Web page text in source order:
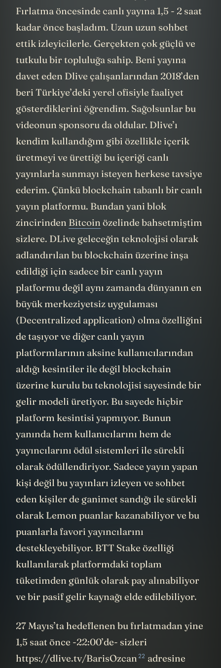
Fırlatma öncesinde canlı yayına 1,5 - 2 saat
kadar önce başladım. Uzun uzun sohbet
ettik izleyicilerle. Gerçekten çok güçlü ve
tutkulu bir topluluğa sahip. Beni yayına
davet eden Dlive çalışanlarından 2018’den
beri Türkiye’deki yerel ofisiyle faaliyet
gösterdiklerini öğrendim. Sağolsunlar bu
videonun sponsoru da oldular. Dlive’ı
kendim kullandığım gibi özellikle içerik
üretmeyi ve ürettiği bu içeriği canlı
yayınlarla sunmayı isteyen herkese tavsiye
ederim. Çünkü blockchain tabanlı bir canlı
yayın platformu. Bundan yani blok
zincirinden Bitcoin özelinde bahsetmiştim
sizlere. DLive geleceğin teknolojisi olarak
adlandırılan bu blockchain üzerine inşa
edildiği için sadece bir canlı yayın
platformu değil aynı zamanda dünyanın en
büyük merkeziyetsiz uygulaması
(Decentralized application) olma özelliğini
de taşıyor ve diğer canlı yayın
platformlarının aksine kullanıcılarından
aldığı kesintiler ile değil blockchain
üzerine kurulu bu teknolojisi sayesinde bir
gelir modeli üretiyor. Bu sayede hiçbir
platform kesintisi yapmıyor. Bunun
yanında hem kullanıcılarını hem de
yayıncılarını ödül sistemleri ile sürekli
olarak ödüllendiriyor. Sadece yayın yapan
kişi değil bu yayınları izleyen ve sohbet
eden kişiler de ganimet sandığı ile sürekli
olarak Lemon puanlar kazanabiliyor ve bu
puanlarla favori yayıncılarını
destekleyebiliyor. BTT Stake özelliği
kullanılarak platformdaki toplam
tüketimden günlük olarak pay alınabiliyor
ve bir pasif gelir kaynağı elde edilebiliyor.
27 Mayıs’ta hedeflenen bu fırlatmadan yine
1,5 saat önce -22:00’de- sizleri
https://dlive.tv/BarisOzcan 22 adresine